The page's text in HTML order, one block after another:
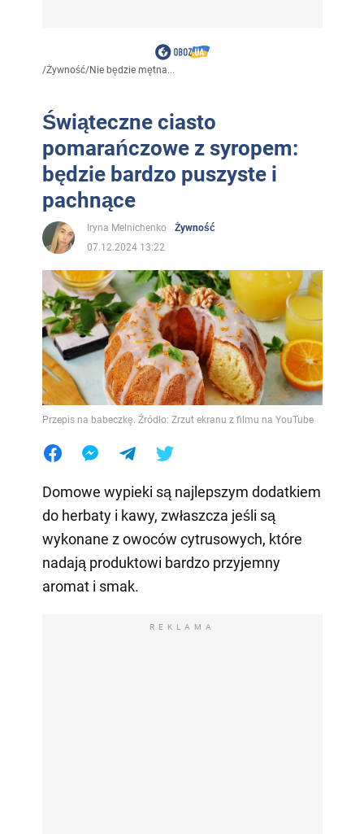
/Żywność/Nie będzie mętna...
Świąteczne ciasto
pomarańczowe z syropem:
będzie bardzo puszyste i
pachnące
Iryna Melnichenko
Żywność
07.12.2024 13:22
Przepis na babeczkę. Źródło: Zrzut ekranu z filmu na YouTube
Domowe wypieki są najlepszym dodatkiem
do herbaty i kawy, zwłaszcza jeśli są
wykonane z owoców cytrusowych, które
nadają produktowi bardzo przyjemny
aromat i smak.
REKLAMA